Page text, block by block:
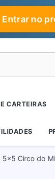
Entrar no
CARTEIRAS
5x5 Circo do